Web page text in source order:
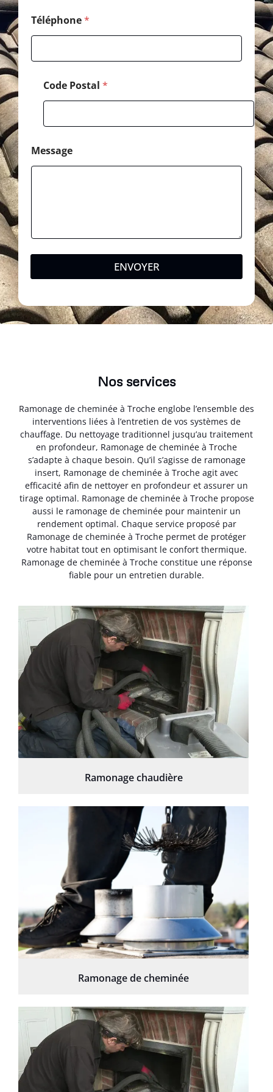
Téléphone*
Code Postal *
o
s
t
a
l
Message
ENVOYER
Nos services
Ramonage de cheminée à Troche englobe l’ensemble des
interventions liées à l’entretien de vos systèmes de
chauffage. Du nettoyage traditionnel jusqu’au traitement
en profondeur, Ramonage de cheminée à Troche
s’adapte à chaque besoin. Qu’il s’agisse de ramonage
insert, Ramonage de cheminée à Troche agit avec
efficacité afin de nettoyer en profondeur et assurer un
tirage optimal. Ramonage de cheminée à Troche propose
aussi le ramonage de cheminée pour maintenir un
rendement optimal. Chaque service proposé par
Ramonage de cheminée à Troche permet de protéger
votre habitat tout en optimisant le confort thermique.
Ramonage de cheminée à Troche constitue une réponse
fiable pour un entretien durable.
Ramonage chaudière
Ramonage de cheminée